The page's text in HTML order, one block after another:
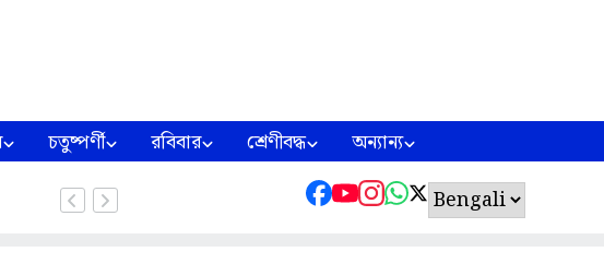
চতুষ্পর্ণী রবিবার শ্রেণীবদ্ধ অন্যান্য